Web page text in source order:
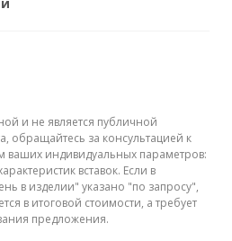
и не является публичной
обращайтесь за консультацией к
индивидуальных параметров:
вставок. Если в
в изделии" указано "по запросу",
в итоговой стоимости, а требует
предложения.